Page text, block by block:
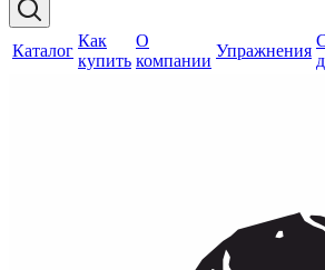
Каталог
Как
купить
О
компании
Упражнения